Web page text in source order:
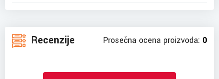
Recenzije Prosečna ocena proizvoda: 0